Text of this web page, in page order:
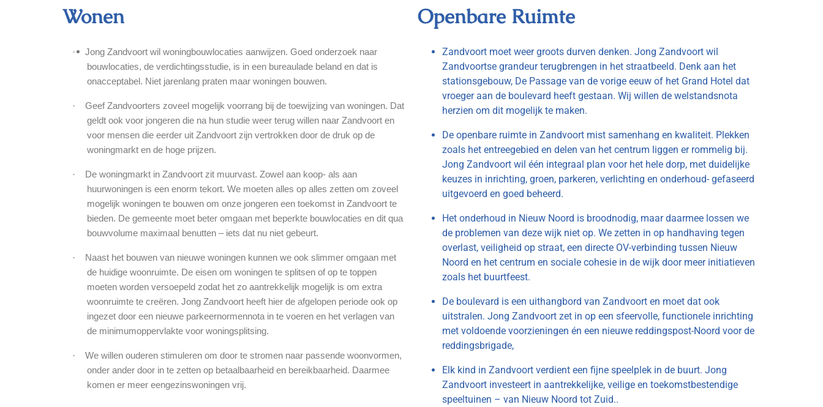
Wonen
·
Jong Zandvoort wil woningbouwlocaties aanwijzen. Goed onderzoek naar
bouwlocaties, de verdichtingsstudie, is in een bureaulade beland en dat is
onacceptabel. Niet jarenlang praten maar woningen bouwen.
·
Geef Zandvoorters zoveel mogelijk voorrang bij de toewijzing van woningen. Dat
geldt ook voor jongeren die na hun studie weer terug willen naar Zandvoort en
voor mensen die eerder uit Zandvoort zijn vertrokken door de druk op de
woningmarkt en de hoge prijzen.
·
De woningmarkt in Zandvoort zit muurvast. Zowel aan koop- als aan
huurwoningen is een enorm tekort. We moeten alles op alles zetten om zoveel
mogelijk woningen te bouwen om onze jongeren een toekomst in Zandvoort te
bieden. De gemeente moet beter omgaan met beperkte bouwlocaties en dit qua
bouwvolume maximaal benutten – iets dat nu niet gebeurt.
·
Naast het bouwen van nieuwe woningen kunnen we ook slimmer omgaan met
de huidige woonruimte. De eisen om woningen te splitsen of op te toppen
moeten worden versoepeld zodat het zo aantrekkelijk mogelijk is om extra
woonruimte te creëren. Jong Zandvoort heeft hier de afgelopen periode ook op
ingezet door een nieuwe parkeernormennota in te voeren en het verlagen van
de minimumoppervlakte voor woningsplitsing.
·
We willen ouderen stimuleren om door te stromen naar passende woonvormen,
onder ander door in te zetten op betaalbaarheid en bereikbaarheid. Daarmee
komen er meer eengezinswoningen vrij.
Openbare Ruimte
Zandvoort moet weer groots durven denken. Jong Zandvoort wil
Zandvoortse grandeur terugbrengen in het straatbeeld. Denk aan het
stationsgebouw, De Passage van de vorige eeuw of het Grand Hotel dat
vroeger aan de boulevard heeft gestaan. Wij willen de welstandsnota
herzien om dit mogelijk te maken.
De openbare ruimte in Zandvoort mist samenhang en kwaliteit. Plekken
zoals het entreegebied en delen van het centrum liggen er rommelig bij.
Jong Zandvoort wil één integraal plan voor het hele dorp, met duidelijke
keuzes in inrichting, groen, parkeren, verlichting en onderhoud- gefaseerd
uitgevoerd en goed beheerd.
Het onderhoud in Nieuw Noord is broodnodig, maar daarmee lossen we
de problemen van deze wijk niet op. We zetten in op handhaving tegen
overlast, veiligheid op straat, een directe OV-verbinding tussen Nieuw
Noord en het centrum en sociale cohesie in de wijk door meer initiatieven
zoals het buurtfeest.
De boulevard is een uithangbord van Zandvoort en moet dat ook
uitstralen. Jong Zandvoort zet in op een sfeervolle, functionele inrichting
met voldoende voorzieningen én een nieuwe reddingspost-Noord voor de
reddingsbrigade,
Elk kind in Zandvoort verdient een fijne speelplek in de buurt. Jong
Zandvoort investeert in aantrekkelijke, veilige en toekomstbestendige
speeltuinen – van Nieuw Noord tot Zuid..